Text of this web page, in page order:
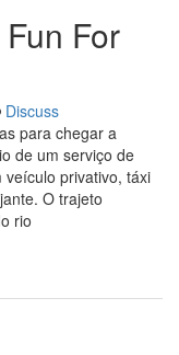
For
Discuss
para chegar a
de um serviço de
privativo, táxi
O trajeto
rio